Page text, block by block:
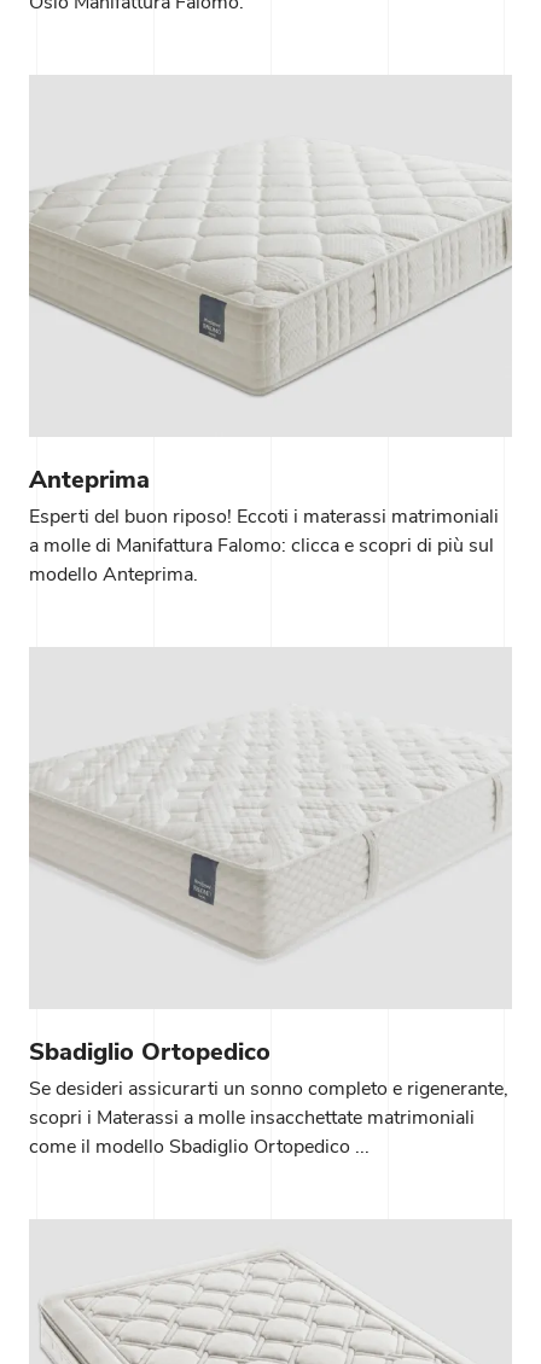
Anteprima
Esperti del buon riposo! Eccoti i materassi matrimoniali
a molle di Manifattura Falomo: clicca e scopri di più sul
modello Anteprima.
Sbadiglio Ortopedico
Se desideri assicurarti un sonno completo e rigenerante,
scopri i Materassi a molle insacchettate matrimoniali
come il modello Sbadiglio Ortopedico ...